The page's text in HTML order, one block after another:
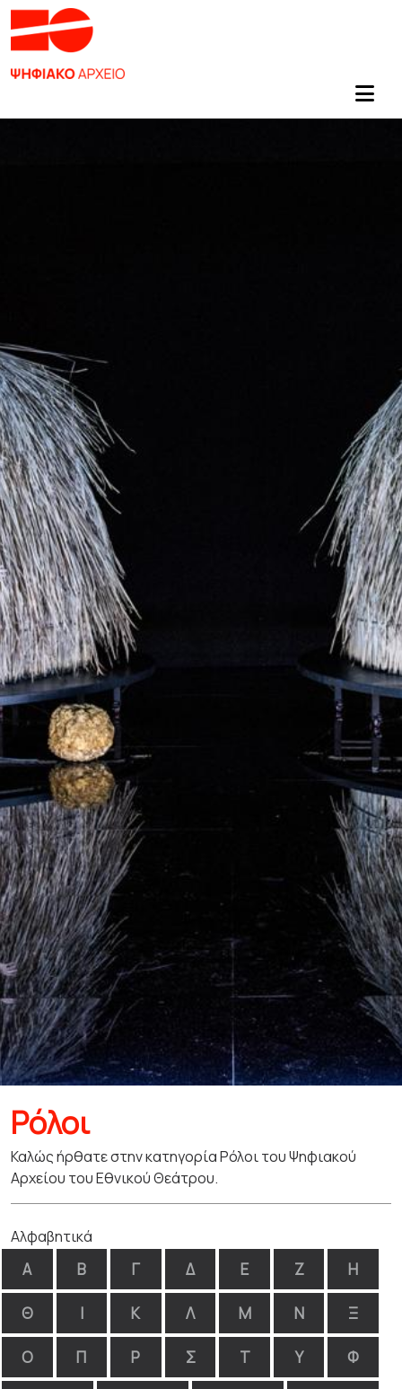
Ρόλοι
Καλώς ήρθατε στην κατηγορία Ρόλοι του Ψηφιακού
Αρχείου του Εθνικού Θεάτρου.
Αλφαβητικά
Α Β Γ Δ Ε Ζ Η
Θ Ι Κ Λ Μ Ν Ξ
Ο Π Ρ Σ Τ Υ Φ